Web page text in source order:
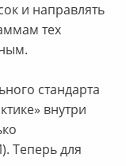
и направлять
тех
стандарта
внутри
Теперь для